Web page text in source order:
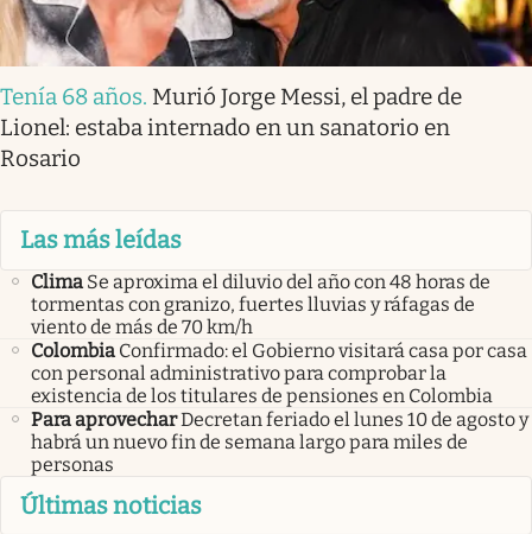
Tenía 68 años. Murió Jorge Messi, el padre de
Lionel: estaba internado en un sanatorio en
Rosario
Las más leídas
Clima Se aproxima el diluvio del año con 48 horas de
tormentas con granizo, fuertes lluvias y ráfagas de
viento de más de 70 km/h
Colombia Confirmado: el Gobierno visitará casa por casa
con personal administrativo para comprobar la
existencia de los titulares de pensiones en Colombia
Para aprovecharDecretan feriado el lunes 10 de agosto y
habrá un nuevo fin de semana largo para miles de
personas
Últimas noticias